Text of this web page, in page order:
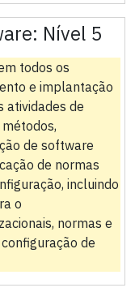
Nível 5
todos os
e implantação
atividades de
de software
de normas
incluindo
o
normas e
de